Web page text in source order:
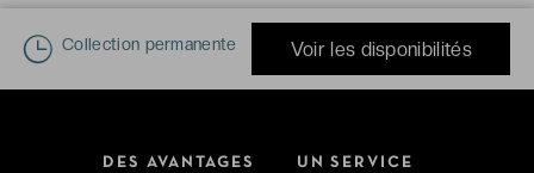
Collection permanente Voir les disponibilités
DES AVANTAGES UN SERVICE